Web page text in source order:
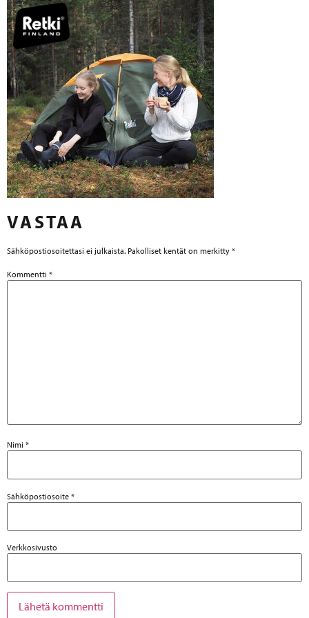
VASTAA
Sähköpostiosoitettasi ei julkaista. Pakolliset kentät on merkitty *
Kommentti *
Nimi *
Sähköpostiosoite *
Verkkosivusto